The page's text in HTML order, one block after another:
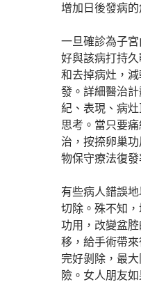
增加日後發病
一旦確診為子
好與該病打持
和去掉病灶，
發。詳細醫治
紀、表現、病
思考。當只要
治，按捺卵巢
物保守療法復
有些病人錯誤
切除。殊不知
功用，改變盆
移，給手術帶
完好剝除，最
險。女人朋友